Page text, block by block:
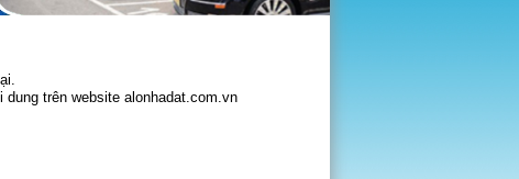
trên website alonhadat.com.vn